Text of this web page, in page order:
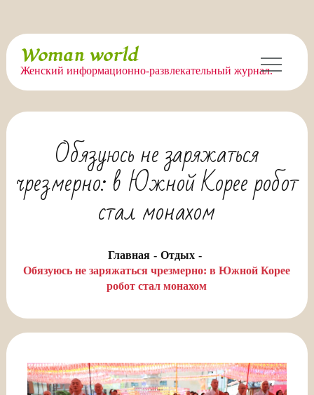
Перейти
содержимому
Woman world
Женский информационно-развлекательный журнал.
Обязуюсь не заряжаться
чрезмерно: в Южной Корее робот
стал монахом
Главная
Отдых
Обязуюсь не заряжаться чрезмерно: в Южной Корее
робот стал монахом